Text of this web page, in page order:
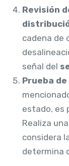
Revisión
cadena de
señal del
Prueba de
estado, es
Realiza
considera
determina